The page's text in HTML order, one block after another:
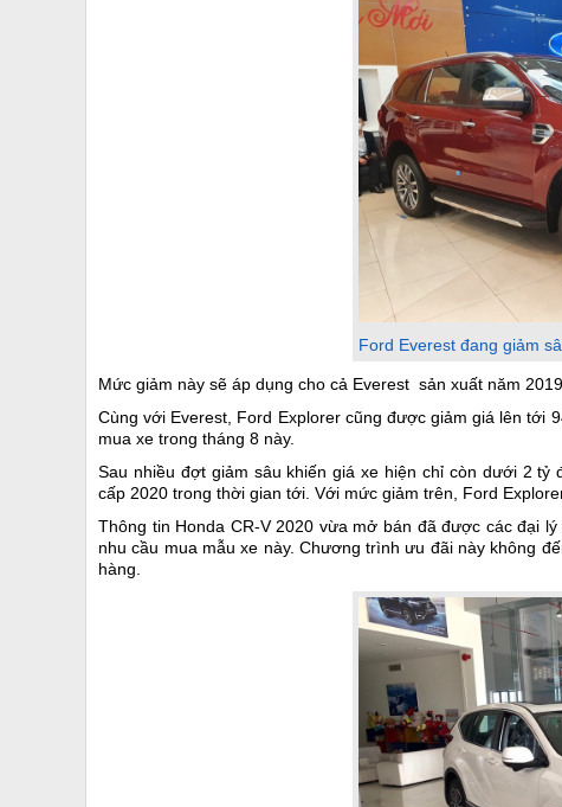
Ford Everest đang giảm
Mức giảm này sẽ áp dụng cho cả Everest sản xuất năm
Cùng với Everest, Ford Explorer cũng được giảm giá lên tới
mua xe trong tháng 8 này.
Sau nhiều đợt giảm sâu khiến giá xe hiện chỉ còn dưới 2
cấp 2020 trong thời gian tới. Với mức giảm trên, Ford
Thông tin Honda CR-V 2020 vừa mở bán đã được các đại
nhu cầu mua mẫu xe này. Chương trình ưu đãi này không
hàng.